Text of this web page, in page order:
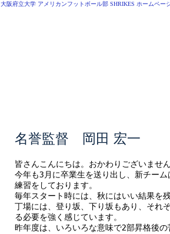
大阪府立大学 アメリカンフットボール部 SHRIKES ホームペー
名誉監督 岡田 宏一
皆さんこんにちは。おかわりございません
今年も3月に卒業生を送り出し、新チー
練習をしております。
毎年スタート時には、秋にはいい結果を
丁場には、登り坂、下り坂もあり、それ
る必要を強く感じています。
昨年度は、いろいろな意味で2部昇格後